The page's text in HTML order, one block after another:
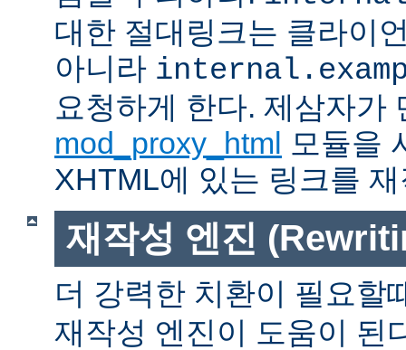
대한 절대링크는 클라이
아니라
요청하게 한다. 제삼자가
mod_proxy_html 모듈을
XHTML에 있는 링크를
재작성 엔진
더 강력한 치환이 필요할
재작성 엔진이 도움이 된